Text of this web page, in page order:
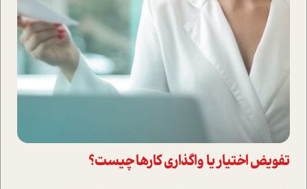
تفویض اختیار یا واگذاری کارها چیست؟